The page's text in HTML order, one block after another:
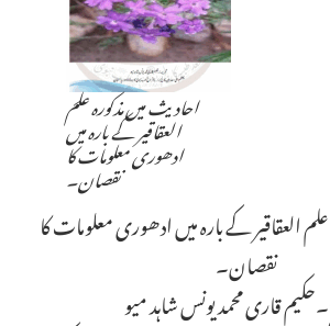
احادیث میں مذکورہ علم
العقاقیر کے بارہ میں
ادھوری معلومات کا
نقصان۔
العقاقیر کے بارہ میں ادھوری معلومات کا
نقصان۔
قاری محمد یونس شاہد میو